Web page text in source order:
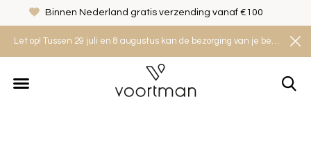
Let op! Tussen 29 juli en 8 augustus kan de bezorging van je bestelling iets langer duren. Houd rekening met een levertijd van 2 tot 4 werkdagen.
Binnen Nederland gratis verzending vanaf €100